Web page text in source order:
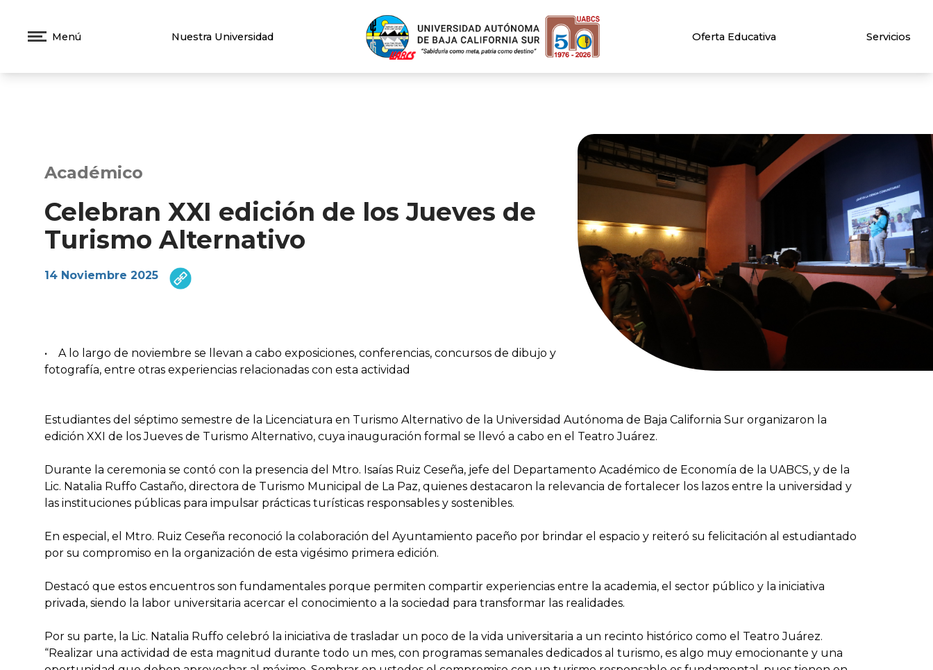
Menú Nuestra Universidad Oferta Educativa Servicios
Académico
Celebran XXI edición de los Jueves de
Turismo Alternativo
14 Noviembre 2025
• A lo largo de noviembre se llevan a cabo exposiciones, conferencias, concursos de dibujo y
fotografía, entre otras experiencias relacionadas con esta actividad
Estudiantes del séptimo semestre de la Licenciatura en Turismo Alternativo de la Universidad Autónoma de Baja California Sur organizaron la
edición XXI de los Jueves de Turismo Alternativo, cuya inauguración formal se llevó a cabo en el Teatro Juárez.
Durante la ceremonia se contó con la presencia del Mtro. Isaías Ruiz Ceseña, jefe del Departamento Académico de Economía de la UABCS, y de la
Lic. Natalia Ruffo Castaño, directora de Turismo Municipal de La Paz, quienes destacaron la relevancia de fortalecer los lazos entre la universidad y
las instituciones públicas para impulsar prácticas turísticas responsables y sostenibles.
En especial, el Mtro. Ruiz Ceseña reconoció la colaboración del Ayuntamiento paceño por brindar el espacio y reiteró su felicitación al estudiantado
por su compromiso en la organización de esta vigésimo primera edición.
Destacó que estos encuentros son fundamentales porque permiten compartir experiencias entre la academia, el sector público y la iniciativa
privada, siendo la labor universitaria acercar el conocimiento a la sociedad para transformar las realidades.
Por su parte, la Lic. Natalia Ruffo celebró la iniciativa de trasladar un poco de la vida universitaria a un recinto histórico como el Teatro Juárez.
“Realizar una actividad de esta magnitud durante todo un mes, con programas semanales dedicados al turismo, es algo muy emocionante y una